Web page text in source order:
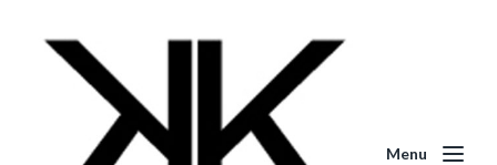
Menu